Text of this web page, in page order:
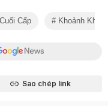
Cấp Khoảnh
Sao chép link